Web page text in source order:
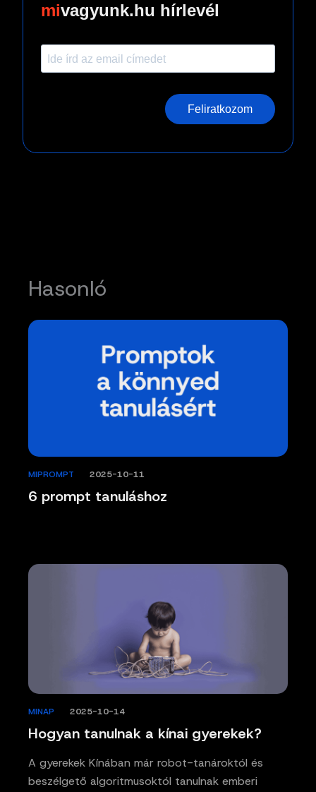
vagyunk.hu hírlevél
Feliratkozom
Hasonló
6 prompt tanuláshoz
MIPROMPT 2025-10-11
Hogyan tanulnak a kínai gyerekek?
MINAP 2025-10-14
A gyerekek Kínában már robot-tanároktól és
beszélgető algoritmusoktól tanulnak emberi